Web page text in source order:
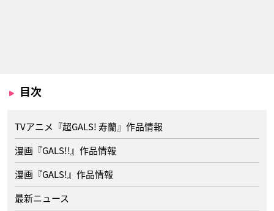
目次
TVアニメ『超GALS! 寿蘭』作品情報
漫画『GALS!!』作品情報
漫画『GALS!』作品情報
最新ニュース